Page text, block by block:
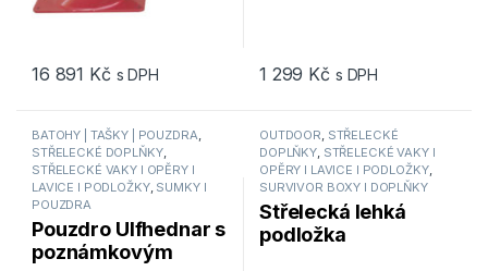
16 891 Kč s DPH 1 299 Kč s DPH
BATOHY | TAŠKY | POUZDRA,
STŘELECKÉ DOPLŇKY,
STŘELECKÉ VAKY I OPĚRY I
LAVICE I PODLOŽKY, SUMKY I
POUZDRA
Pouzdro Ulfhednar s
poznámkovým
OUTDOOR, STŘELECKÉ
DOPLŇKY, STŘELECKÉ VAKY I
OPĚRY I LAVICE I PODLOŽKY,
SURVIVOR BOXY I DOPLŇKY
Střelecká lehká
podložka